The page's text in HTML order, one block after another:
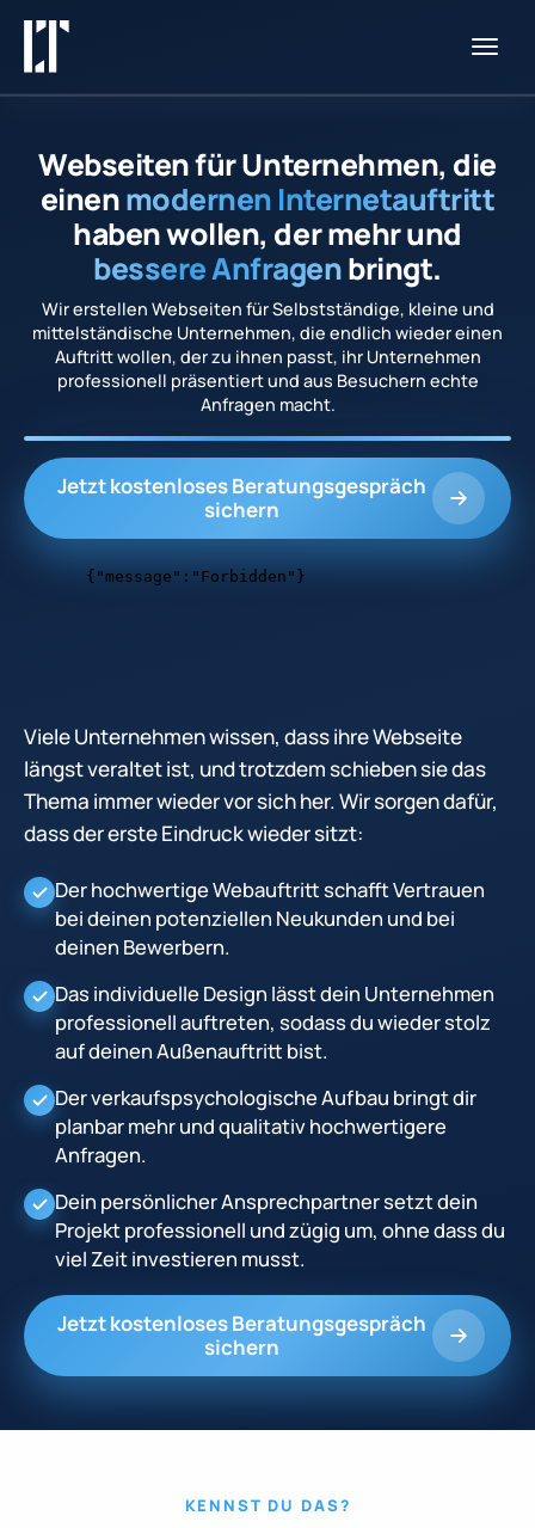
Fallstudien
Über uns
Kostenloses Beratungsgespräch
Webseiten für Unternehmen, die
einenmodernen Internetauftritt
haben wollen, der mehr und
bessere Anfragenbringt.
Wir erstellen Webseiten für Selbstständige, kleine und
mittelständische Unternehmen, die endlich wieder einen
Auftritt wollen, der zu ihnen passt, ihr Unternehmen
professionell präsentiert und aus Besuchern echte
Anfragen macht.
Jetzt kostenloses Beratungsgespräch
sichern
Viele Unternehmen wissen, dass ihre Webseite
längst veraltet ist, und trotzdem schieben sie das
Thema immer wieder vor sich her. Wir sorgen dafür,
dass der erste Eindruck wieder sitzt:
Der hochwertige Webauftritt schafft Vertrauen
bei deinen potenziellen Neukunden und bei
deinen Bewerbern.
Das individuelle Design lässt dein Unternehmen
professionell auftreten, sodass du wieder stolz
auf deinen Außenauftritt bist.
Der verkaufspsychologische Aufbau bringt dir
planbar mehr und qualitativ hochwertigere
Anfragen.
Dein persönlicher Ansprechpartner setzt dein
Projekt professionell und zügig um, ohne dass du
viel Zeit investieren musst.
Jetzt kostenloses Beratungsgespräch
sichern
KENNST DU DAS?